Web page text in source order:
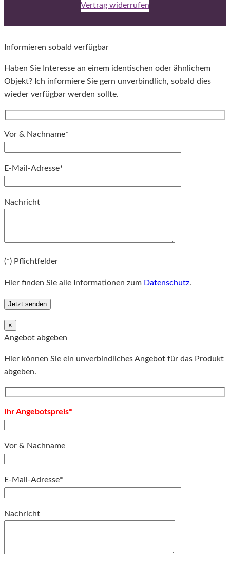
Vertrag widerrufen
Informieren sobald verfügbar
Haben Sie Interesse an einem identischen oder ähnlichem
Objekt? Ich informiere Sie gern unverbindlich, sobald dies
wieder verfügbar werden sollte.
Vor & Nachname*
E-Mail-Adresse*
Nachricht
(*) Pflichtfelder
Hier finden Sie alle Informationen zum Datenschutz.
×
Angebot abgeben
Hier können Sie ein unverbindliches Angebot für das Produkt
abgeben.
Ihr Angebotspreis*
Vor & Nachname
E-Mail-Adresse*
Nachricht